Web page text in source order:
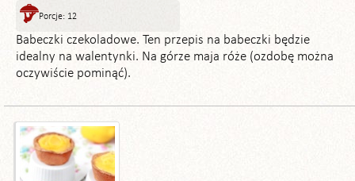
Porcje: 12
Babeczki czekoladowe. Ten przepis na babeczki będzie
idealny na walentynki. Na górze maja róże (ozdobę można
oczywiście pominąć).